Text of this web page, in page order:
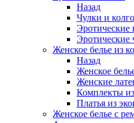
Назад
Чулки и
Эротические
Эротические
Женское белье из
Назад
Женское
Женские
Комплекты из
Платья из
Женское белье с